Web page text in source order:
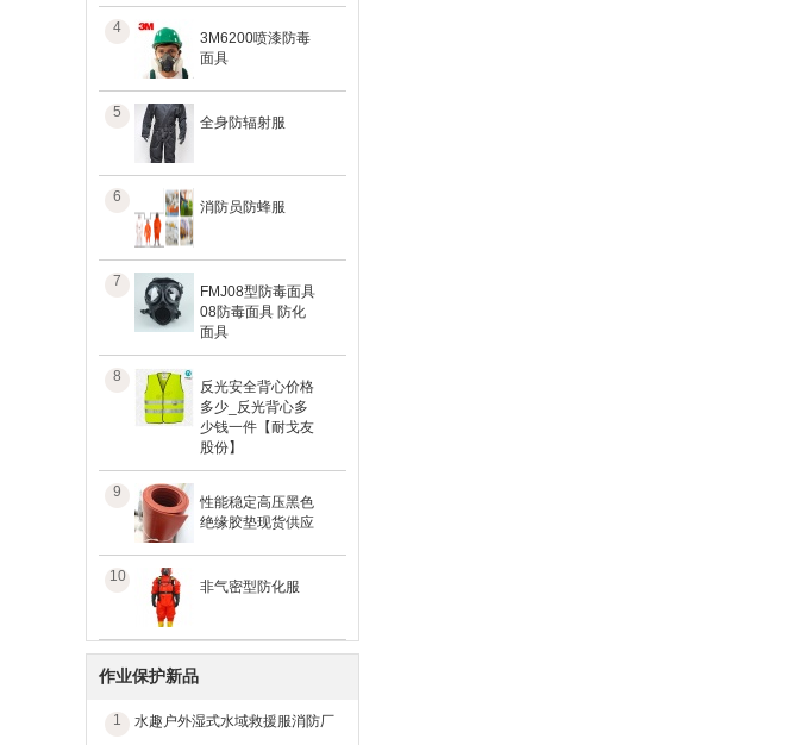
4
3M6200喷漆防毒
面具
5
全身防辐射服
6
消防员防蜂服
7
FMJ08型防毒面具
08防毒面具 防化
面具
8
反光安全背心价格
多少_反光背心多
少钱一件【耐戈友
股份】
9
性能稳定高压黑色
绝缘胶垫现货供应
10
非气密型防化服
作业保护新品
1 水趣户外湿式水域救援服消防厂